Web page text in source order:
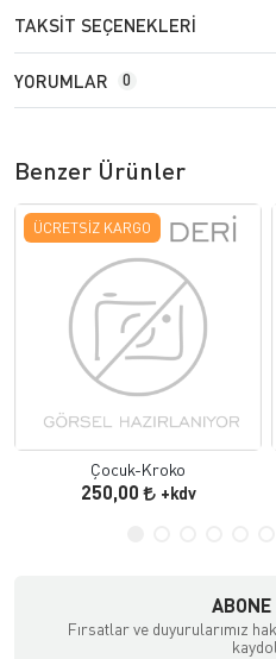
TAKSIT SEÇENEKLERI
YORUMLAR 0
Benzer Ürünler
ÜCRETSIZ KARGO
Çocuk-Kroko
250,00 +kdv
ABONE
Fırsatlar ve duyurularımız